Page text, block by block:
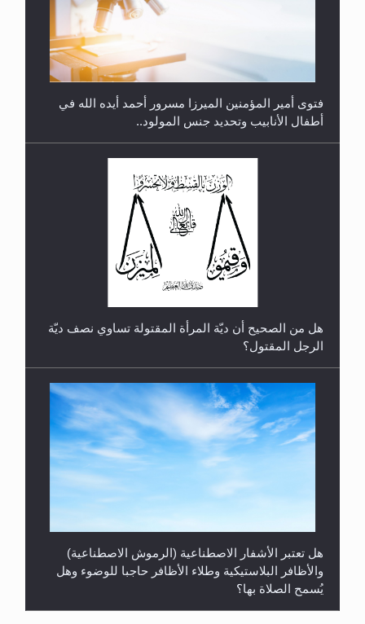
رأيٌ في لغة المسيح الموعود عليه السلام.. 4...
فتوى أمير المؤمنين الميرزا مسرور أحمد أيده الله في
أطفال الأنابيب وتحديد جنس المولود..
هل من الصحيح أن ديّة المرأة المقتولة تساوي نصف ديّة
الرجل المقتول؟
هل تعتبر الأشفار الاصطناعية (الرموش الاصطناعية)
والأظافر البلاستيكية وطلاء الأظافر حاجبا للوضوء وهل
يُسمح الصلاة بها؟